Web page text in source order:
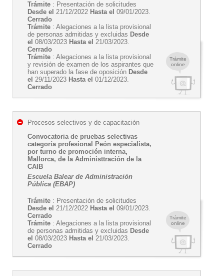
Trámite
online
Trámite : Presentación de solicitudes
Desde el 21/12/2022 Hasta el 09/01/2023.
Cerrado
Trámite : Alegaciones a la lista provisional
de personas admitidas y excluidas Desde
el 08/03/2023 Hasta el 21/03/2023.
Cerrado
Trámite : Alegaciones a la lista provisional
y revisión de examen de los aspirantes que
han superado la fase de oposición Desde
el 29/11/2023 Hasta el 01/12/2023.
Cerrado
Trámite
online
Procesos selectivos y de capacitación
Convocatoria de pruebas selectivas
categoría profesional Peón especialista,
por turno de promoción interna,
Mallorca, de la Administtración de la
CAIB
Escuela Balear de Administración
Pública (EBAP)
Trámite : Presentación de solicitudes
Desde el 21/12/2022 Hasta el 09/01/2023.
Cerrado
Trámite : Alegaciones a la lista provisional
de personas admitidas y excluidas Desde
el 08/03/2023 Hasta el 21/03/2023.
Cerrado